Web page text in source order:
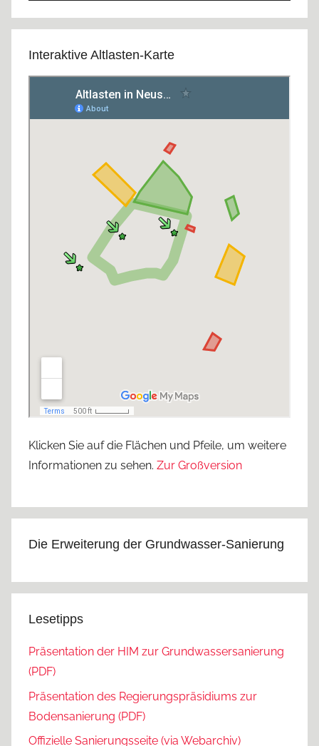
Interaktive Altlasten-Karte
Klicken Sie auf die Flächen und Pfeile, um weitere
Informationen zu sehen. Zur Großversion
Die Erweiterung der Grundwasser-Sanierung
Lesetipps
Präsentation der HIM zur Grundwassersanierung
(PDF)
Präsentation des Regierungspräsidiums zur
Bodensanierung (PDF)
Offizielle Sanierungsseite (via Webarchiv)